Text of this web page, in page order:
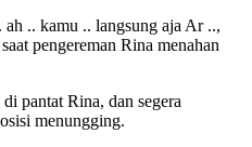
.. kamu .. langsung aja Ar ..,
pengereman Rina menahan
pantat Rina, dan segera
menungging.